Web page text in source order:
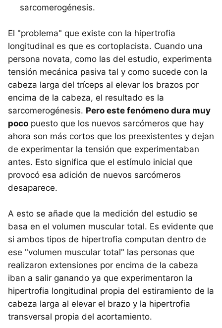
sarcomerogénesis.
El "problema" que existe con la hipertrofia
longitudinal es que es cortoplacista. Cuando una
persona novata, como las del estudio, experimenta
tensión mecánica pasiva tal y como sucede con la
cabeza larga del tríceps al elevar los brazos por
encima de la cabeza, el resultado es la
sarcomerogénesis. Pero este fenómeno dura muy
poco puesto que los nuevos sarcómeros que hay
ahora son más cortos que los preexistentes y dejan
de experimentar la tensión que experimentaban
antes. Esto significa que el estímulo inicial que
provocó esa adición de nuevos sarcómeros
desaparece.
A esto se añade que la medición del estudio se
basa en el volumen muscular total. Es evidente que
si ambos tipos de hipertrofia computan dentro de
ese "volumen muscular total" las personas que
realizaron extensiones por encima de la cabeza
iban a salir ganando ya que experimentaron la
hipertrofia longitudinal propia del estiramiento de la
cabeza larga al elevar el brazo y la hipertrofia
transversal propia del acortamiento.